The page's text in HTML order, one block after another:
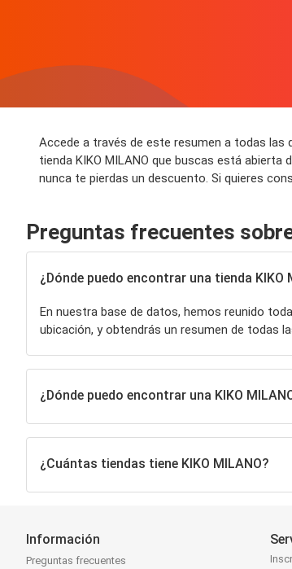
Accede a través de este resumen a todas las
tienda KIKO MILANO que buscas está
nunca te pierdas un descuento. Si quieres
Preguntas frecuentes
¿Dónde puedo encontrar una tienda
En nuestra base de datos, hemos reunido
ubicación, y obtendrás un resumen de todas
¿Dónde puedo encontrar una KIKO
¿Cuántas tiendas tiene KIKO MILANO?
Información
Preguntas frecuentes